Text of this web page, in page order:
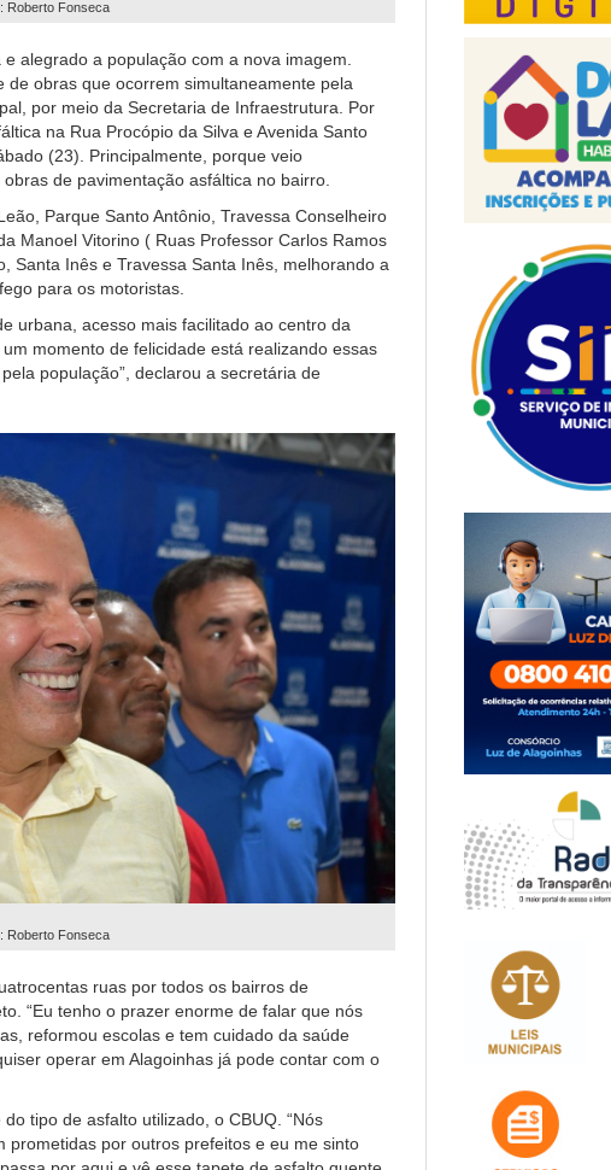
Roberto Fonseca
alegrado a população com a nova imagem.
de obras que ocorrem simultaneamente pela
por meio da Secretaria de Infraestrutura. Por
na Rua Procópio da Silva e Avenida Santo
(23). Principalmente, porque veio
de pavimentação asfáltica no bairro.
Parque Santo Antônio, Travessa Conselheiro
Manoel Vitorino ( Ruas Professor Carlos Ramos
Santa Inês e Travessa Santa Inês, melhorando a
para os motoristas.
urbana, acesso mais facilitado ao centro da
momento de felicidade está realizando essas
população”, declarou a secretária de
Roberto Fonseca
ruas por todos os bairros de
“Eu tenho o prazer enorme de falar que nós
reformou escolas e tem cuidado da saúde
operar em Alagoinhas já pode contar com o
tipo de asfalto utilizado, o CBUQ. “Nós
prometidas por outros prefeitos e eu me sinto